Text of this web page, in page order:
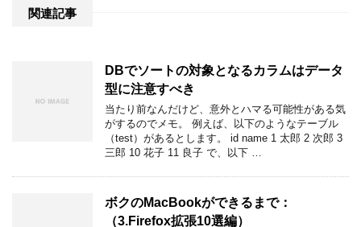
関連記事
DBでソートの対象となるカラムはデータ
型に注意すべき
当たり前なんだけど、意外とハマる可能性がある気
がするのでメモ。 例えば、以下のようなテーブル
（test）があるとします。 id name 1 太郎 2 次郎 3
三郎 10 花子 11 良子 で、以下 …
ボクのMacBookができるまで：
（3.Firefox拡張10選編）